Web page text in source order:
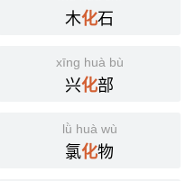
木化石
xīng huà bù
兴化部
lǜ huà wù
氯化物